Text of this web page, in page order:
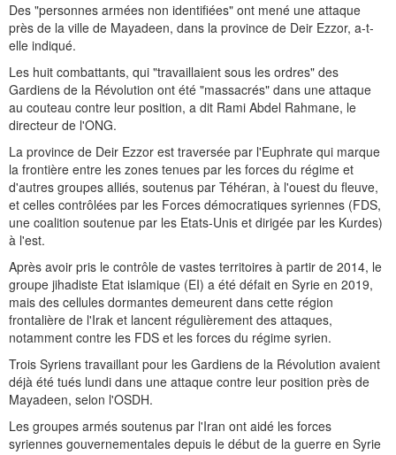
Des "personnes armées non identifiées" ont mené une attaque
près de la ville de Mayadeen, dans la province de Deir Ezzor, a-t-
elle indiqué.
Les huit combattants, qui "travaillaient sous les ordres" des
Gardiens de la Révolution ont été "massacrés" dans une attaque
au couteau contre leur position, a dit Rami Abdel Rahmane, le
directeur de l'ONG.
La province de Deir Ezzor est traversée par l'Euphrate qui marque
la frontière entre les zones tenues par les forces du régime et
d'autres groupes alliés, soutenus par Téhéran, à l'ouest du fleuve,
et celles contrôlées par les Forces démocratiques syriennes (FDS,
une coalition soutenue par les Etats-Unis et dirigée par les Kurdes)
à l'est.
Après avoir pris le contrôle de vastes territoires à partir de 2014, le
groupe jihadiste Etat islamique (EI) a été défait en Syrie en 2019,
mais des cellules dormantes demeurent dans cette région
frontalière de l'Irak et lancent régulièrement des attaques,
notamment contre les FDS et les forces du régime syrien.
Trois Syriens travaillant pour les Gardiens de la Révolution avaient
déjà été tués lundi dans une attaque contre leur position près de
Mayadeen, selon l'OSDH.
Les groupes armés soutenus par l'Iran ont aidé les forces
syriennes gouvernementales depuis le début de la guerre en Syrie